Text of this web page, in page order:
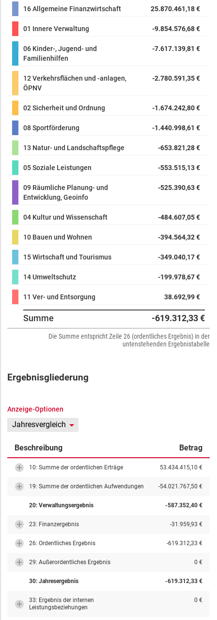
16 Allgemeine Finanzwirtschaft 25.870.461,18 €
01 Innere Verwaltung -9.854.576,68 €
06 Kinder-, Jugend- und
Familienhilfen
-7.617.139,81 €
12 Verkehrsflächen und -anlagen,
ÖPNV
-2.780.591,35 €
02 Sicherheit und Ordnung -1.674.242,80 €
08 Sportförderung -1.440.998,61 €
13 Natur- und Landschaftspflege -653.821,28 €
05 Soziale Leistungen -553.515,13 €
09 Räumliche Planung- und
Entwicklung, Geoinfo
-525.390,63 €
04 Kultur und Wissenschaft -484.607,05 €
10 Bauen und Wohnen -394.564,32 €
15 Wirtschaft und Tourismus -349.040,17 €
14 Umweltschutz -199.978,67 €
11 Ver- und Entsorgung 38.692,99 €
Summe -619.312,33 €
Die Summe entspricht Zeile 26 (ordentliches Ergebnis) in der
untenstehenden Ergebnistabelle
Ergebnisgliederung
Anzeige-Optionen
Jahresvergleich
Beschreibung Betrag
10: Summe der ordentlichen Erträge 53.434.415,10 €
19: Summe der ordentlichen Aufwendungen -54.021.767,50 €
20: Verwaltungsergebnis -587.352,40 €
23: Finanzergebnis -31.959,93 €
26: Ordentliches Ergebnis -619.312,33 €
29: Außerordentliches Ergebnis 0 €
30: Jahresergebnis -619.312,33 €
33: Ergebnis der internen
Leistungsbeziehungen
0 €